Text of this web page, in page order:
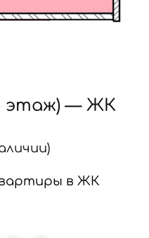
этаж) — ЖК
в ЖК